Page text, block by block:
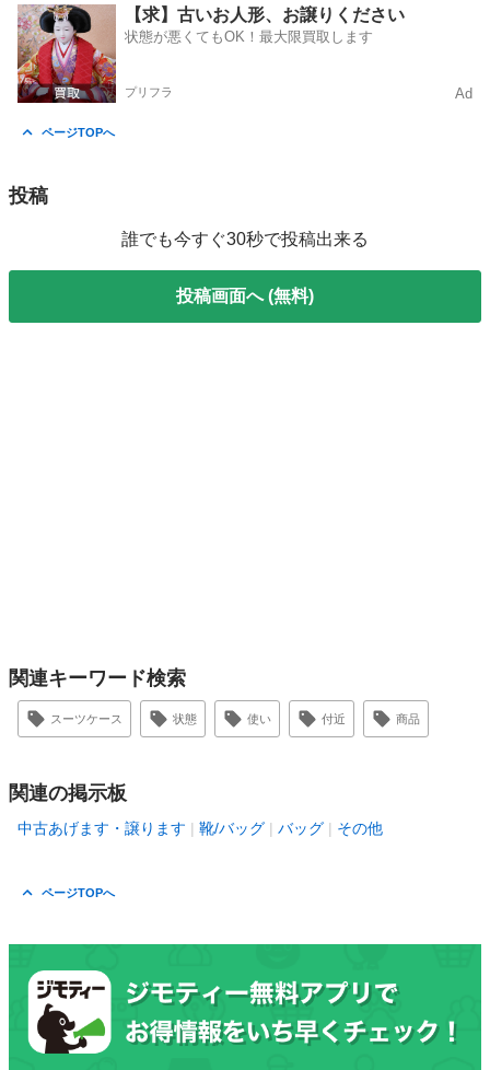
東京 江戸川区 葛西駅 キッズ用品
【求】古いお人形、お譲りください
状態が悪くてもOK！最大限買取します
プリフラ Ad
ページTOPへ
投稿
誰でも今すぐ30秒で投稿出来る
投稿画面へ (無料)
関連キーワード検索
スーツケース 状態 使い 付近 商品
関連の掲示板
中古あげます・譲ります 靴/バッグ バッグ その他
ページTOPへ